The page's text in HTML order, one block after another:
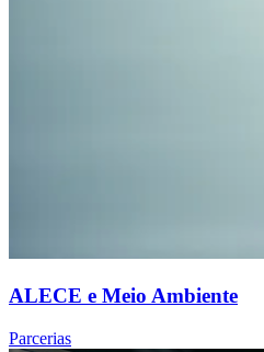
ALECE e Meio Ambiente
Parcerias